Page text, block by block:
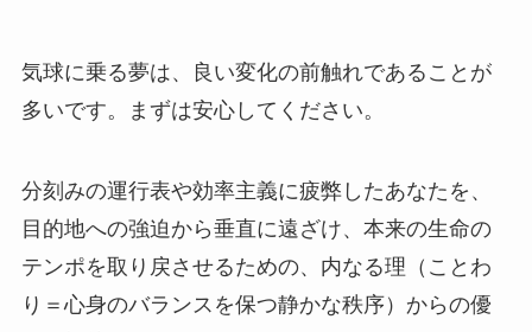
気球に乗る夢は、良い変化の前触れであることが
多いです。まずは安心してください。
分刻みの運行表や効率主義に疲弊したあなたを、
目的地への強迫から垂直に遠ざけ、本来の生命の
テンポを取り戻させるための、内なる理（ことわ
り＝心身のバランスを保つ静かな秩序）からの優